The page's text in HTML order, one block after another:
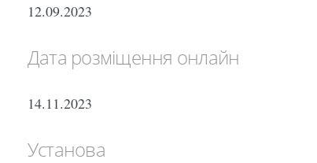
12.09.2023
Дата розміщення онлайн
14.11.2023
Установа